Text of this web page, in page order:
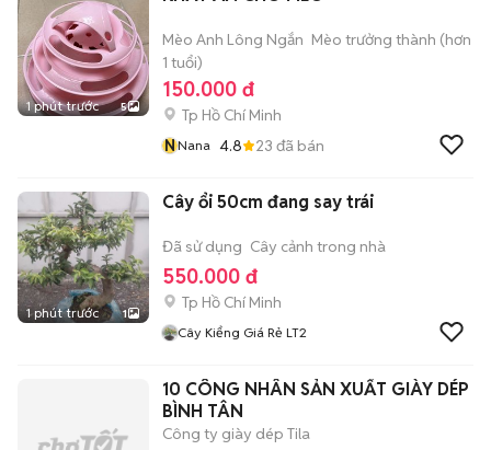
1 phút trước 5
Mèo Anh Lông Ngắn Mèo trưởng thành (hơn
1 tuổi)
150.000 đ
Tp Hồ Chí Minh
NNana 4.8 23 đã bán
1 phút trước 1
Cây ổi 50cm đang say trái
Đã sử dụng Cây cảnh trong nhà
550.000 đ
Tp Hồ Chí Minh
Cây Kiểng Giá Rẻ LT2
10 CÔNG NHÂN SẢN XUẤT GIÀY DÉP
BÌNH TÂN
Công ty giày dép Tila